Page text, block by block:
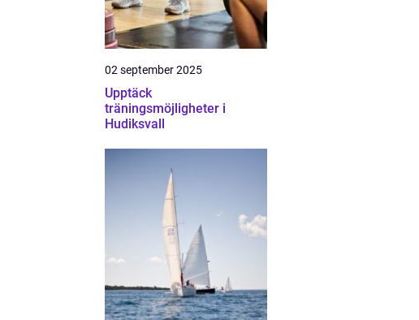
02 september 2025
Upptäck
träningsmöjligheter i
Hudiksvall